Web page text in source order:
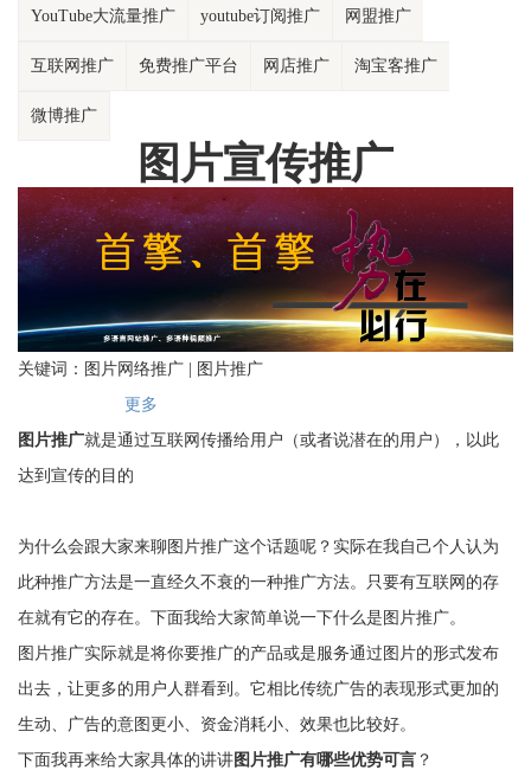
YouTube大流量推广 youtube订阅推广 网盟推广
互联网推广 免费推广平台 网店推广 淘宝客推广
微博推广
图片宣传推广
关键词：图片网络推广 | 图片推广
更多
图片推广就是通过互联网传播给用户（或者说潜在的用户），以此
达到宣传的目的
为什么会跟大家来聊图片推广这个话题呢？实际在我自己个人认为
此种推广方法是一直经久不衰的一种推广方法。只要有互联网的存
在就有它的存在。下面我给大家简单说一下什么是图片推广。
图片推广实际就是将你要推广的产品或是服务通过图片的形式发布
出去，让更多的用户人群看到。它相比传统广告的表现形式更加的
生动、广告的意图更小、资金消耗小、效果也比较好。
下面我再来给大家具体的讲讲图片推广有哪些优势可言 ？